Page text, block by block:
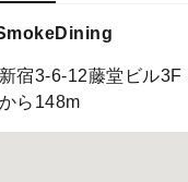
宿3-6-12藤堂ビル3F
ら148m